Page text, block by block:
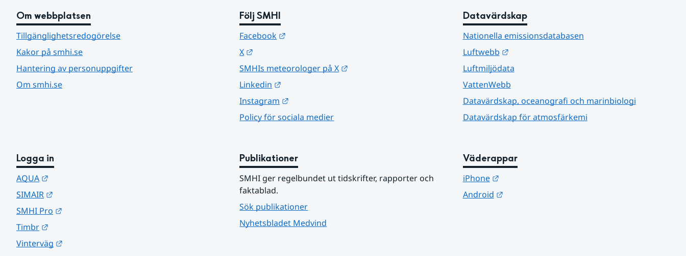
Om webbplatsen
Tillgänglighetsredogörelse
Kakor på smhi.se
Hantering av personuppgifter
Om smhi.se
Följ SMHI
Facebook
X
SMHIs meteorologer på X
Linkedin
Instagram
Policy för sociala medier
Datavärdskap
Nationella emissionsdatabasen
Luftwebb
Länk till annan webbplats.
Luftmiljödata
VattenWebb
Datavärdskap, oceanografi och marinbiologi
Datavärdskap för atmosfärkemi
Logga in
AQUA
SIMAIR
SMHI Pro
Timbr
Vinterväg
Publikationer
SMHI ger regelbundet ut tidskrifter, rapporter och
faktablad.
Sök publikationer
Nyhetsbladet Medvind
Väderappar
iPhone
Länk till annan webbplats.
Android
Länk till annan webbplats.